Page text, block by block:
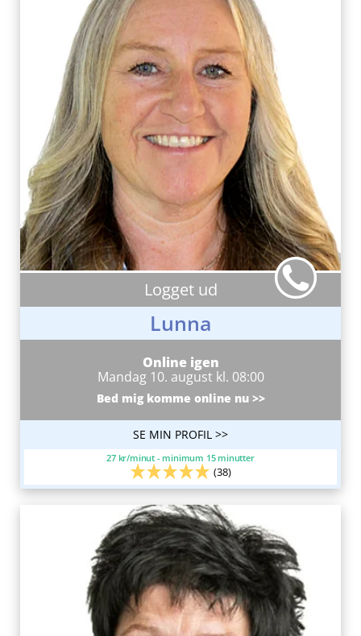
Logget ud
Lunna
Online igen
Mandag 10. august kl. 08:00
Bed mig komme online nu >>
SE MIN PROFIL >>
27 kr/minut - minimum 15 minutter
(38)